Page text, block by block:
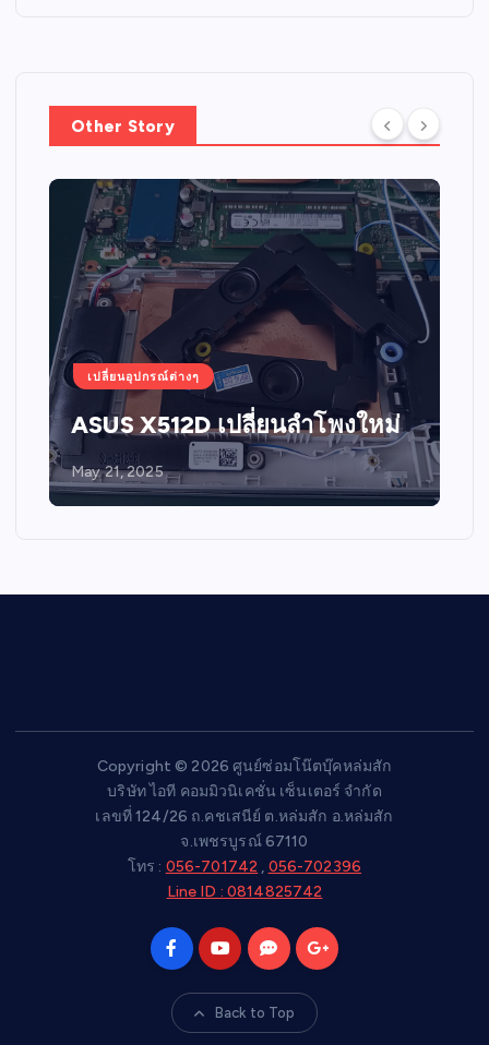
Other Story
เปลี่ยนอุปกรณ์ต่างๆ
ASUS X512D เปลี่ยนลำโพงใหม่
May 21, 2025
Copyright © 2026 ศูนย์ซ่อมโน๊ตบุ๊คหล่มสัก
บริษัท ไอที คอมมิวนิเคชั่น เซ็นเตอร์ จำกัด
เลขที่ 124/26 ถ.คชเสนีย์ ต.หล่มสัก อ.หล่มสัก
จ.เพชรบูรณ์ 67110
โทร : 056-701742 , 056-702396
Line ID : 0814825742
Back to Top